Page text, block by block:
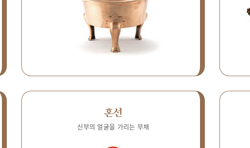
혼선
신부의 얼굴을 가리는 부채